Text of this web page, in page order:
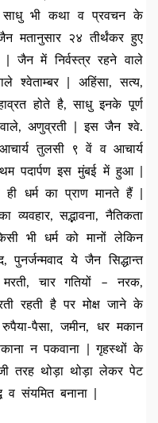
| साधु भी कथा व प्रवचन के
मतानुसार २४ तीर्थंकर हुए
जैन में निर्वस्त्र रहने वाले
श्वेताम्बर | अहिंसा, सत्य,
होते है, साधु इनके पूर्ण
अणुव्रती | इस जैन श्वे.
तुलसी ९ वें व आचार्य
पदार्पण इस मुंबई में हुआ |
धर्म का प्राण मानते हैं |
सद्भावना, नैतिकता
भी धर्म को मानों लेकिन
ये जैन सिद्धान्त
चार गतियों – नरक,
रहती है पर मोक्ष जाने के
पैसा, जमीन, धर मकान
न पकवाना | गृहस्थों के
तरह थोड़ा थोड़ा लेकर पेट
संयमित बनाना |